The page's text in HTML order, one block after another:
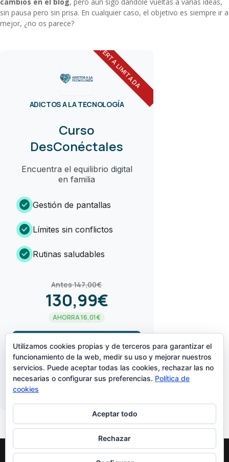
sin pausa pero sin prisa. En cualquier caso, el objetivo es siempre ir a
mejor, ¿no os parece?
OFERTA LIMITADA
ADICTOS A LA TECNOLOGÍA
Curso
DesConéctales
Encuentra el equilibrio digital
en familia
check_circle Gestión de pantallas
check_circle Límites sin conflictos
check_circle Rutinas saludables
Antes 147,00€
130,99€
AHORRA 16,01€
¡LO QUIERO!arrow_forward
CREADO POR
Utilizamos cookies propias y de terceros para garantizar el
funcionamiento de la web, medir su uso y mejorar nuestros
servicios. Puede aceptar todas las cookies, rechazar las no
necesarias o configurar sus preferencias. Política de
cookies
Aceptar todo
Rechazar